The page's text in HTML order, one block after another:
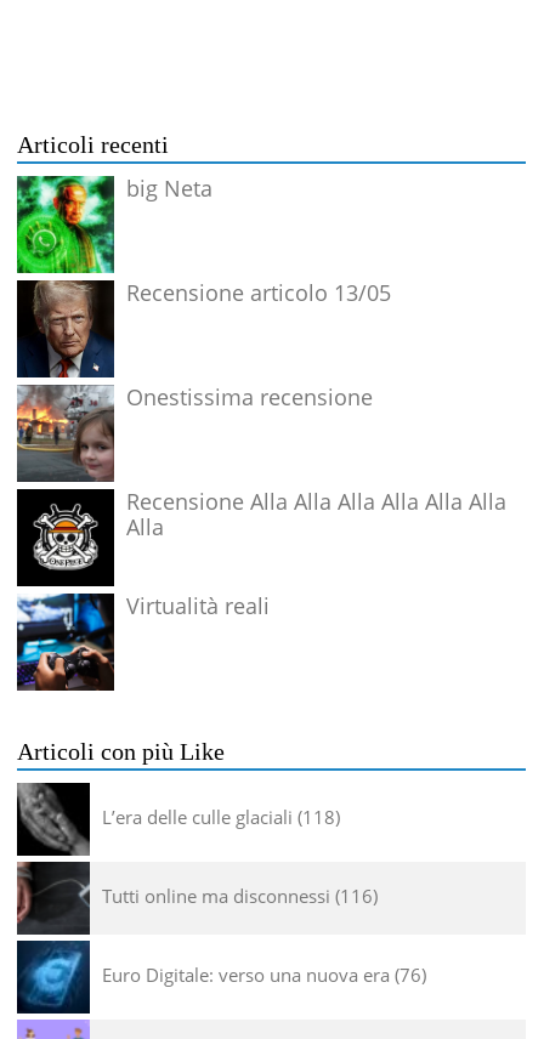
Articoli recenti
big Neta
Recensione articolo 13/05
Onestissima recensione
Recensione Alla Alla Alla Alla Alla Alla
Alla
Virtualità reali
Articoli con più Like
L’era delle culle glaciali 118
Tutti online ma disconnessi 116
Euro Digitale: verso una nuova era 76